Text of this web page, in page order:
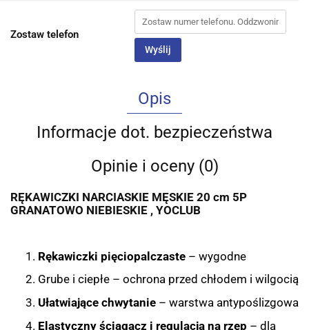
Zostaw telefon
Wyślij
Opis
Informacje dot. bezpieczeństwa
Opinie i oceny (0)
RĘKAWICZKI NARCIASKIE MĘSKIE 20 cm 5P
GRANATOWO NIEBIESKIE , YOCLUB
Rękawiczki pięciopalczaste – wygodne
Grube i ciepłe – ochrona przed chłodem i wilgocią
Ułatwiające chwytanie – warstwa antypoślizgowa
Elastyczny ściągacz i regulacja na rzep – dla